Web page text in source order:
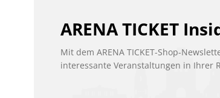
ARENA TICKET
Mit dem ARENA TICKET-Shop-
interessante Veranstaltungen in Ihrer